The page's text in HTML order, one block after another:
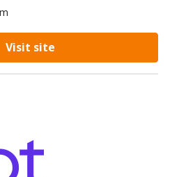
Visit site